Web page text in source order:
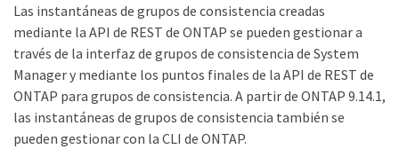
Las instantáneas de grupos de consistencia creadas
mediante la API de REST de ONTAP se pueden gestionar a
través de la interfaz de grupos de consistencia de System
Manager y mediante los puntos finales de la API de REST de
ONTAP para grupos de consistencia. A partir de ONTAP 9.14.1,
las instantáneas de grupos de consistencia también se
pueden gestionar con la CLI de ONTAP.